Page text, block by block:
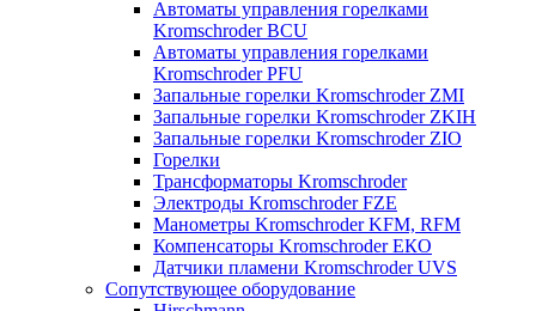
Автоматы управления горелками
Kromschroder BCU
Автоматы управления горелками
Kromschroder PFU
Запальные горелки Kromschroder ZМI
Запальные горелки Kromschroder ZKIH
Запальные горелки Kromschroder ZIO
Горелки
Трансформаторы Kromschroder
Электроды Kromschroder FZE
Манометры Kromschroder KFM, RFM
Компенсаторы Kromschroder ЕКО
Датчики пламени Kromschroder UVS
Сопутствующее оборудование